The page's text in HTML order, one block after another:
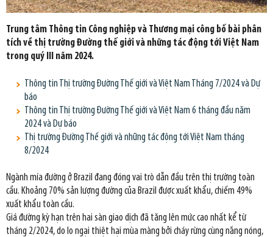
Trung tâm Thông tin Công nghiệp và Thương mại công bố bài phân
tích về thị trường Đường thế giới và những tác động tới Việt Nam
trong quý III năm 2024.
Thông tin Thị trường Đường Thế giới và Việt Nam Tháng 7/2024 và Dự
báo
Thông tin Thị trường Đường Thế giới và Việt Nam 6 tháng đầu năm
2024 và Dự báo
Thị trường Đường Thế giới và những tác động tới Việt Nam tháng
8/2024
Ngành mía đường ở Brazil đang đóng vai trò dẫn đầu trên thị trường toàn
cầu. Khoảng 70% sản lượng đường của Brazil được xuất khẩu, chiếm 49%
xuất khẩu toàn cầu.
Giá đường kỳ hạn trên hai sàn giao dịch đã tăng lên mức cao nhất kể từ
tháng 2/2024, do lo ngại thiệt hại mùa màng bởi cháy rừng cùng nắng nóng,